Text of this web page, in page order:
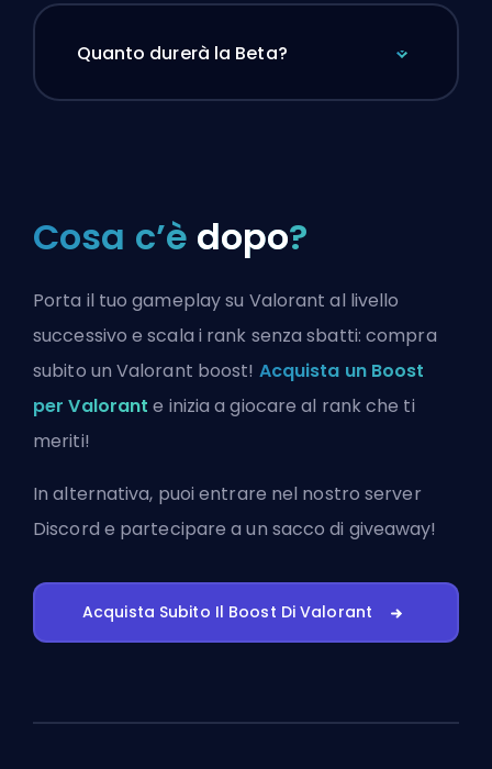
Quanto durerà la Beta?
Cosa c’è dopo?
Porta il tuo gameplay su Valorant al livello
successivo e scala i rank senza sbatti: compra
subito un Valorant boost! Acquista un Boost
per Valorant e inizia a giocare al rank che ti
meriti!
In alternativa, puoientrare nel nostro server
Discord e partecipare a un sacco di giveaway!
Acquista Subito Il Boost Di Valorant